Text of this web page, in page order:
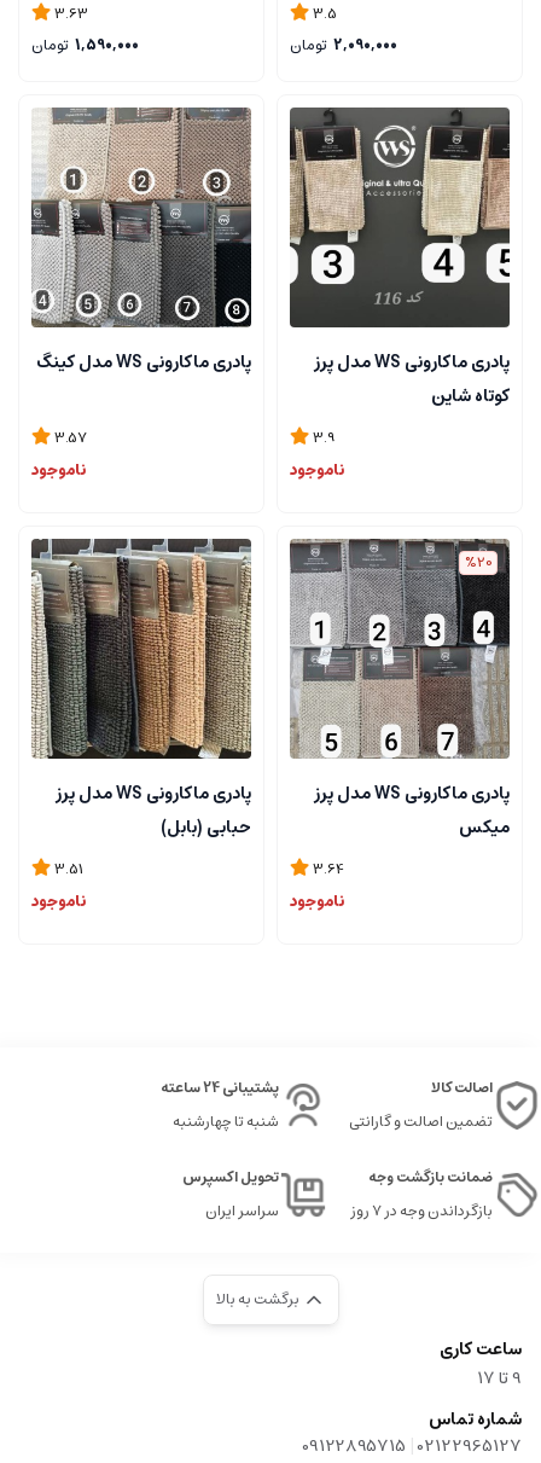
3.5
2,090,000 تومان
3.63
1,590,000 تومان
پادری ماکارونی WS مدل پرز
کوتاه شاین
3.9
ناموجود
پادری ماکارونی WS مدل کینگ
3.57
ناموجود
%20
پادری ماکارونی WS مدل پرز
میکس
3.64
ناموجود
پادری ماکارونی WS مدل پرز
حبابی (بابل)
3.51
ناموجود
اصالت کالا
تضمین اصالت و گارانتی
پشتیبانی 24 ساعته
شنبه تا چهارشنبه
ضمانت بازگشت وجه
بازگرداندن وجه در ۷ روز
تحویل اکسپرس
سراسر ایران
برگشت به بالا
ساعت کاری
9‌ تا ۱۷
شماره تماس
02122965127
|
09122895715